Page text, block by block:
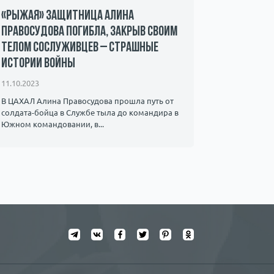
«Рыжая» защитница Алина
Правосудова погибла, закрыв своим
телом сослуживцев – страшные
истории войны
11.10.2023
В ЦАХАЛ Алина Правосудова прошла путь от
солдата-бойца в Службе тыла до командира в ​​
Южном командовании, в...